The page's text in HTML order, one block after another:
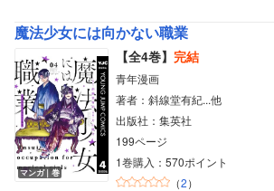
魔法少女には向かない職業
マンガ｜巻
【全4巻】 完結
青年漫画
著者：斜線堂有紀...他
出版社：集英社
199ページ
1巻購入：570ポイント
（2）
ボーイズラブ
ティーンズラブ